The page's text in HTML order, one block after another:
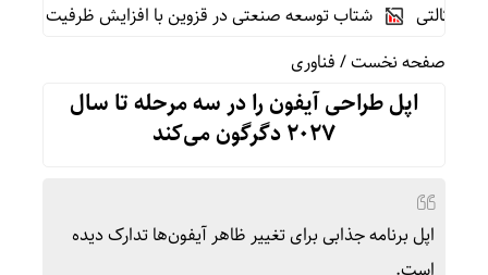
شتاب توسعه صنعتی در قزوین با افزایش ظرفیت شهرک‌ها
صفحه نخست/فناوری
اپل طراحی آیفون را در سه مرحله تا سال
۲۰۲۷ دگرگون می‌کند
اپل برنامه جذابی برای تغییر ظاهر آیفون‌ها تدارک دیده